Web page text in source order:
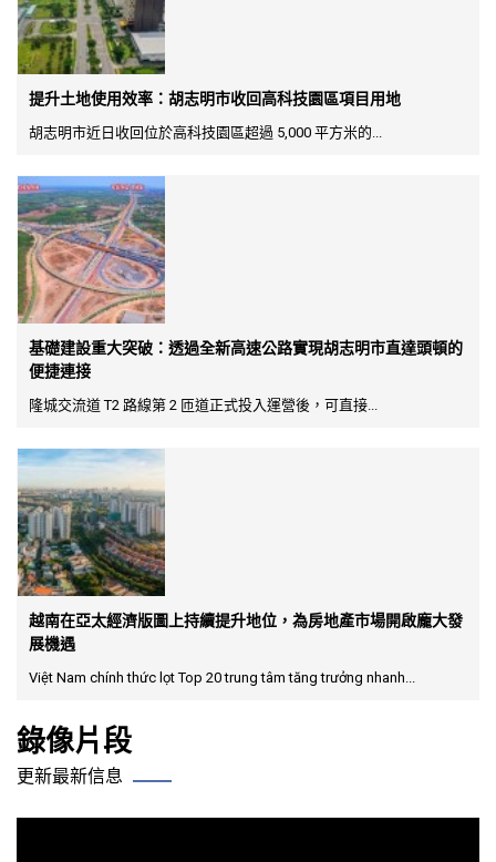
提升土地使用效率：胡志明市收回高科技園區項目用地
胡志明市近日收回位於高科技園區超過 5,000 平方米的...
基礎建設重大突破：透過全新高速公路實現胡志明市直達頭頓的
便捷連接
隆城交流道 T2 路線第 2 匝道正式投入運營後，可直接...
越南在亞太經濟版圖上持續提升地位，為房地產市場開啟龐大發
展機遇
Việt Nam chính thức lọt Top 20 trung tâm tăng trưởng nhanh...
錄像片段
更新最新信息